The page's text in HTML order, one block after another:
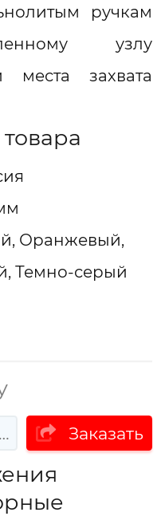
ручкам
узлу
захвата
Оранжевый,
Темно-серый
Заказать